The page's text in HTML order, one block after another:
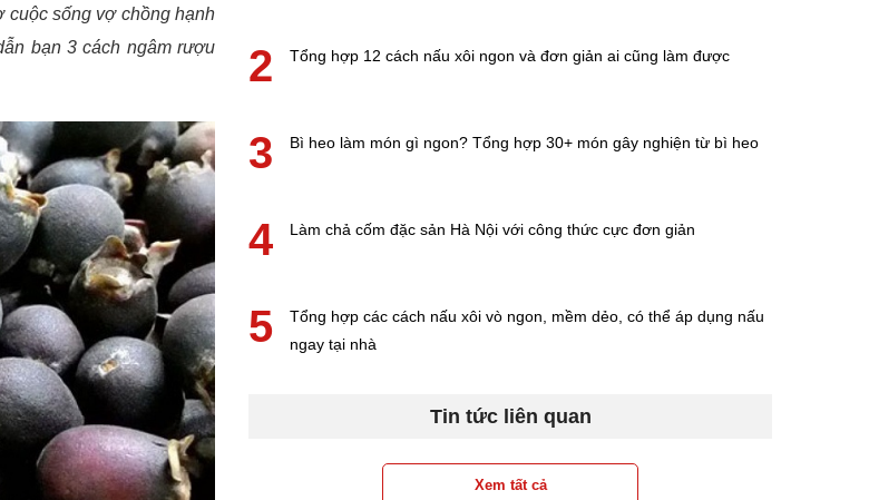
cuộc sống vợ chồng hạnh
bạn 3 cách ngâm rượu
2 Tổng hợp 12 cách nấu xôi ngon và đơn giản ai cũng làm được
3 Bì heo làm món gì ngon? Tổng hợp 30+ món gây nghiện từ bì heo
4 Làm chả cốm đặc sản Hà Nội với công thức cực đơn giản
5
Tổng hợp các cách nấu xôi vò ngon, mềm dẻo, có thể áp dụng nấu
ngay tại nhà
Tin tức liên quan
Xem tất cả